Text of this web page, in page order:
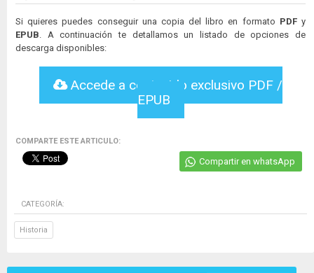
Si quieres puedes conseguir una copia del libro en formato PDFy
EPUB . A continuación te detallamos un listado de opciones de
descarga disponibles:
Accede a contenido exclusivo PDF /
EPUB
COMPARTE ESTE ARTICULO:
Compartir en whatsApp
CATEGORÍA:
Historia